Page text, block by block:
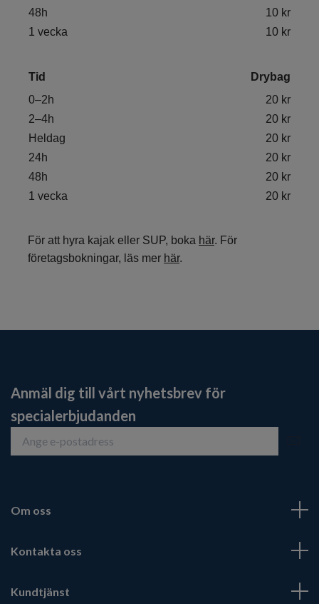
48h
10 kr
1 vecka
10 kr
Tid
Drybag
0–2h
20 kr
2–4h
20 kr
Heldag
20 kr
24h
20 kr
48h
20 kr
1 vecka
20 kr
För att hyra kajak eller SUP, boka här. För
företagsbokningar, läs mer här.
Anmäl dig till vårt nyhetsbrev för
specialerbjudanden
Om oss
Kontakta oss
Kundtjänst